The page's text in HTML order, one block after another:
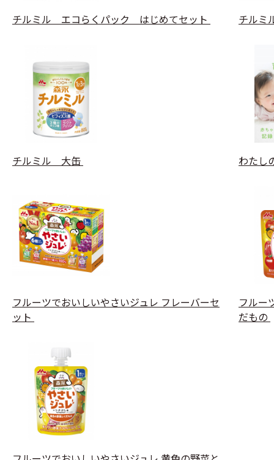
チルミル エコらくパック はじめてセット チルミ
チルミル 大缶 わたし
フルーツでおいしいやさいジュレ フレーバーセ
ット
フルー
だもの